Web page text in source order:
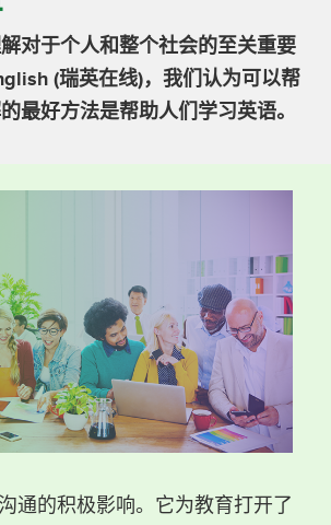
对于个人和整个社会的至关重要
(瑞英在线)，我们认为可以帮
最好方法是帮助人们学习英语。
通的积极影响。它为教育打开了